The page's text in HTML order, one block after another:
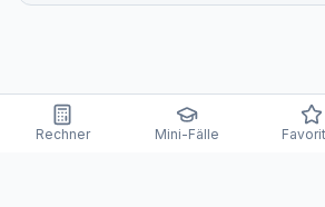
Rechner Mini-Fälle